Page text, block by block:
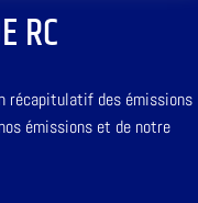
RC
récapitulatif des émissions
émissions et de notre